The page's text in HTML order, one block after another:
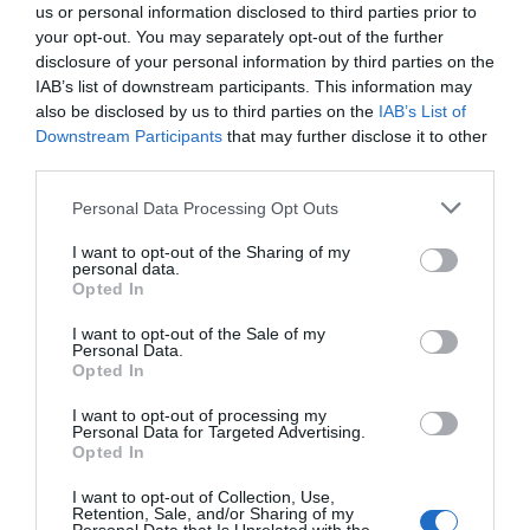
us or personal information disclosed to third parties prior to
your opt-out. You may separately opt-out of the further
disclosure of your personal information by third parties on the
IAB’s list of downstream participants. This information may
also be disclosed by us to third parties on the IAB’s List of
Downstream Participants that may further disclose it to other
Personal Data Processing Opt Outs
I want to opt-out of the Sharing of my
personal data.
Opted In
I want to opt-out of the Sale of my
Personal Data.
Opted In
I want to opt-out of processing my
Personal Data for Targeted Advertising.
Opted In
I want to opt-out of Collection, Use,
Retention, Sale, and/or Sharing of my
fet, el preu dels tiquets del sopar dels guardons
anava destinat a fer possible la continuació
d'aquest programa, perquè l'esperit emprenedor
no es perdi, sani del fracàs, i s'atreveixi de nou.
AfegirVIA Empresa
com a font preferida de
Google de forma gratuïta
ACTIVAR ARA